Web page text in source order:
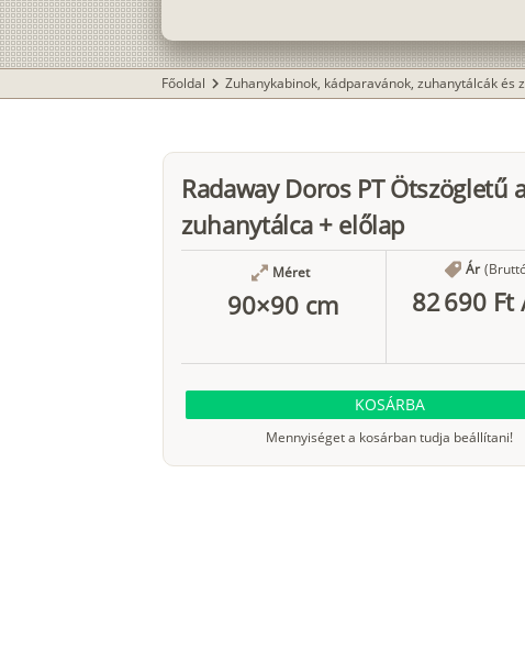
Főoldal chevron_right Zuhanykabinok, kádparavánok, zuhanytálcák és
Radaway Doros PT Ötszögletű
zuhanytálca + előlap
Méret
90×90 cm
Ár
82 690 Ft
KOSÁRBA
Mennyiséget a kosárban tudja beállítani!